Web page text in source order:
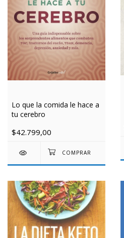
Lo que la comida le hace a
tu cerebro
$42.799,00